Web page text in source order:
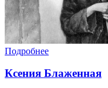
Подробнее
Ксения Блаженная